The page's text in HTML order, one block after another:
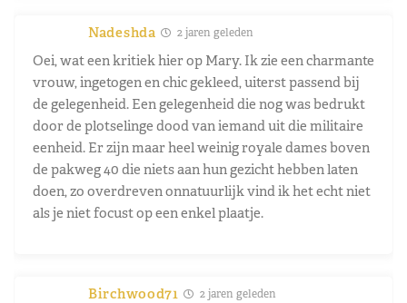
Nadeshda 2 jaren geleden
Oei, wat een kritiek hier op Mary. Ik zie een charmante
vrouw, ingetogen en chic gekleed, uiterst passend bij
de gelegenheid. Een gelegenheid die nog was bedrukt
door de plotselinge dood van iemand uit die militaire
eenheid. Er zijn maar heel weinig royale dames boven
de pakweg 40 die niets aan hun gezicht hebben laten
doen, zo overdreven onnatuurlijk vind ik het echt niet
als je niet focust op een enkel plaatje.
Birchwood71 2 jaren geleden